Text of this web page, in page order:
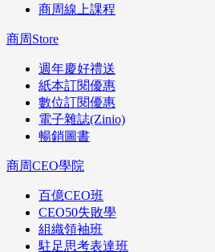
商周線上課程
商周Store
週年慶好禮送
紙本訂閱優惠
數位訂閱優惠
電子雜誌(Zinio)
暢銷圖書
商周CEO學院
百億CEO班
CEO50失敗學
組織領袖班
駐足思考表達班